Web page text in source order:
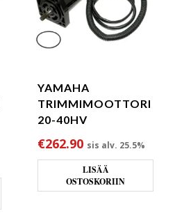
hinta oli: €312.00.
hinta on: €299.00.
YAMAHA
TRIMMIMOOTTORI
20-40HV
€262.90 sis alv. 25.5%
LISÄÄ
OSTOSKORIIN